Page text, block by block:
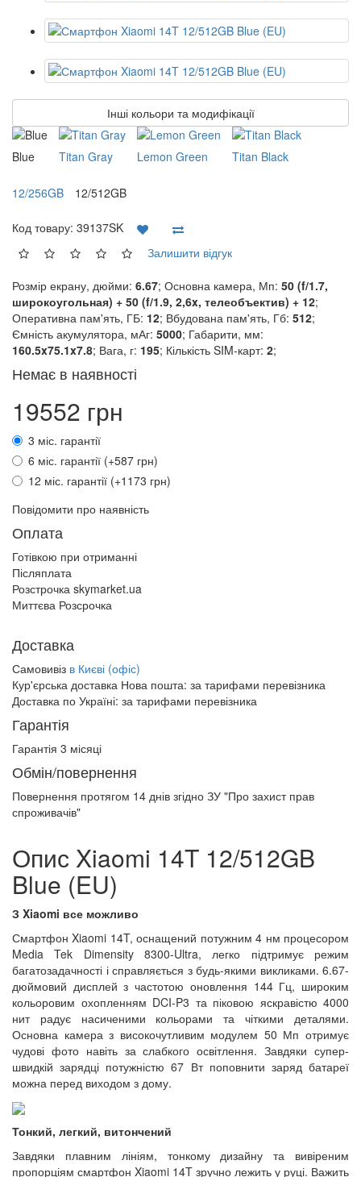
Інші кольори та модифікації
Blue Titan Gray Lemon Green Titan Black
12/256GB 12/512GB
Код товару: 39137SK
Залишити відгук
Розмір екрану, дюйми: 6.67; Основна камера, Мп: 50 (f/1.7,
широкоугольная) + 50 (f/1.9, 2,6x, телеобъектив) + 12;
Оперативна пам'ять, ГБ: 12; Вбудована пам'ять, Гб: 512;
Ємність акумулятора, мАг: 5000; Габарити, мм:
160.5x75.1x7.8; Вага, г: 195; Кількість SIM-карт: 2;
Немає в наявності
19552 грн
3 міс. гарантії
6 міс. гарантії (+587 грн)
12 міс. гарантії (+1173 грн)
Повідомити про наявність
Оплата
Готівкою при отриманні
Післяплата
Розстрочка skymarket.ua
Миттєва Розсрочка
Доставка
Самовивіз в Києві (офіс)
Кур'єрська доставка Нова пошта: за тарифами перевізника
Доставка по Україні: за тарифами перевізника
Гарантія
Гарантія 3 місяці
Обмін/повернення
Повернення протягом 14 днів згідно ЗУ "Про захист прав
спроживачів"
Опис Xiaomi 14T 12/512GB
Blue (EU)
З Xiaomi все можливо
Смартфон Xiaomi 14T, оснащений потужним 4 нм процесором
Media Tek Dimensity 8300-Ultra, легко підтримує режим
багатозадачності і справляється з будь-якими викликами. 6.67-
дюймовий дисплей з частотою оновлення 144 Гц, широким
кольоровим охопленням DCI-P3 та піковою яскравістю 4000
нит радує насиченими кольорами та чіткими деталями.
Основна камера з високочутливим модулем 50 Мп отримує
чудові фото навіть за слабкого освітлення. Завдяки супер-
швидкій зарядці потужністю 67 Вт поповнити заряд батареї
можна перед виходом з дому.
Тонкий, легкий, витончений
Завдяки плавним лініям, тонкому дизайну та вивіреним
пропорціям смартфон Xiaomi 14T зручно лежить у руці. Важить